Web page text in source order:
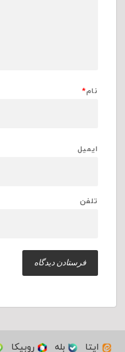
نام*
ایمیل
تلفن
ایتا بله روبیکا